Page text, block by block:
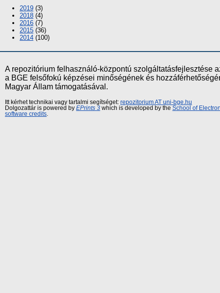
2019 (3)
2018 (4)
2016 (7)
2015 (36)
2014 (100)
A repozitórium felhasználó-központú szolgáltatásfejlesztése
a BGE felsőfokú képzései minőségének és
Magyar Állam támogatásával.
Itt kérhet technikai vagy tartalmi segítséget: repozitorium AT uni-bge.hu
Dolgozattár is powered by EPrints 3 which is developed by the School of
software credits